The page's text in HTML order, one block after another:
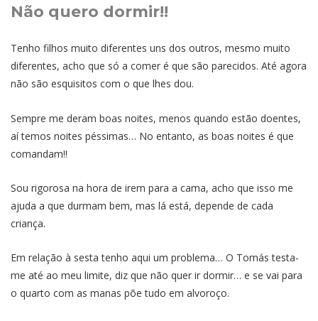
Não quero dormir!!
Tenho filhos muito diferentes uns dos outros, mesmo muito
diferentes, acho que só a comer é que são parecidos. Até agora
não são esquisitos com o que lhes dou.
Sempre me deram boas noites, menos quando estão doentes,
aí temos noites péssimas… No entanto, as boas noites é que
comandam!!
Sou rigorosa na hora de irem para a cama, acho que isso me
ajuda a que durmam bem, mas lá está, depende de cada
criança.
Em relação à sesta tenho aqui um problema… O Tomás testa-
me até ao meu limite, diz que não quer ir dormir… e se vai para
o quarto com as manas põe tudo em alvoroço.